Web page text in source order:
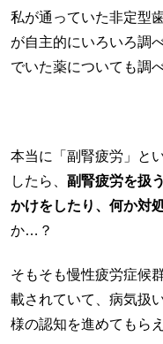
私が通っていた非定型
が自主的にいろいろ調
でいた薬についても調
本当に「副腎疲労」と
したら、 副腎疲労を扱
かけをしたり、何か対
か…？
そもそも慢性疲労症候
載されていて、病気扱
様の認知を進めてもら